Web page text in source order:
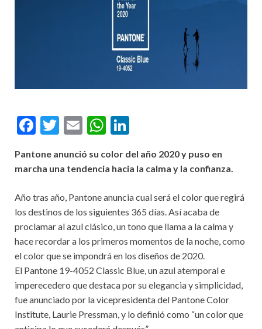
F
e
o
o
k
T
itt
E
ai
W
at
A
p
p
ke
n
Pantone anunció su color del año 2020 y puso en
marcha una tendencia hacia la calma y la confianza.
Año tras año, Pantone anuncia cual será el color que regirá
los destinos de los siguientes 365 días. Así acaba de
proclamar al azul clásico, un tono que llama a la calma y
hace recordar a los primeros momentos de la noche, como
el color que se impondrá en los diseños de 2020.
El Pantone 19-4052 Classic Blue, un azul atemporal e
imperecedero que destaca por su elegancia y simplicidad,
fue anunciado por la vicepresidenta del Pantone Color
Institute, Laurie Pressman, y lo definió como “un color que